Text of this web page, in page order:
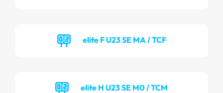
elite F U23 SE MA / TCF
elite H U23 SE M0 / TCM